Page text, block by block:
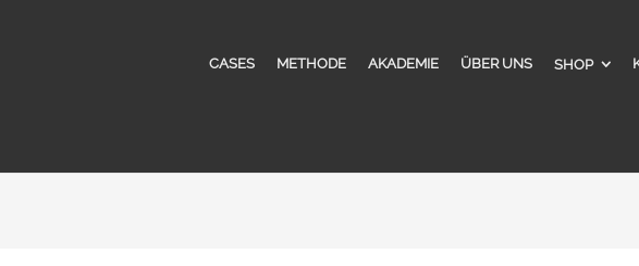
CASES METHODE AKADEMIE ÜBER UNS SHOP